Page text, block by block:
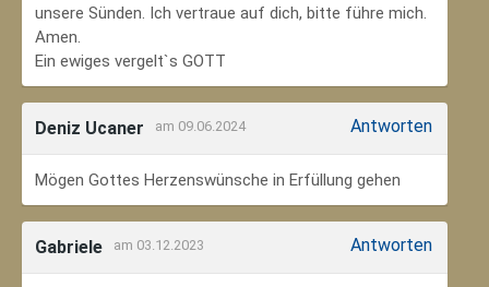
unsere Sünden. Ich vertraue auf dich, bitte führe mich.
Amen.
Ein ewiges vergelt`s GOTT
Deniz Ucaner am 09.06.2024 Antworten
Mögen Gottes Herzenswünsche in Erfüllung gehen
Gabriele am 03.12.2023 Antworten